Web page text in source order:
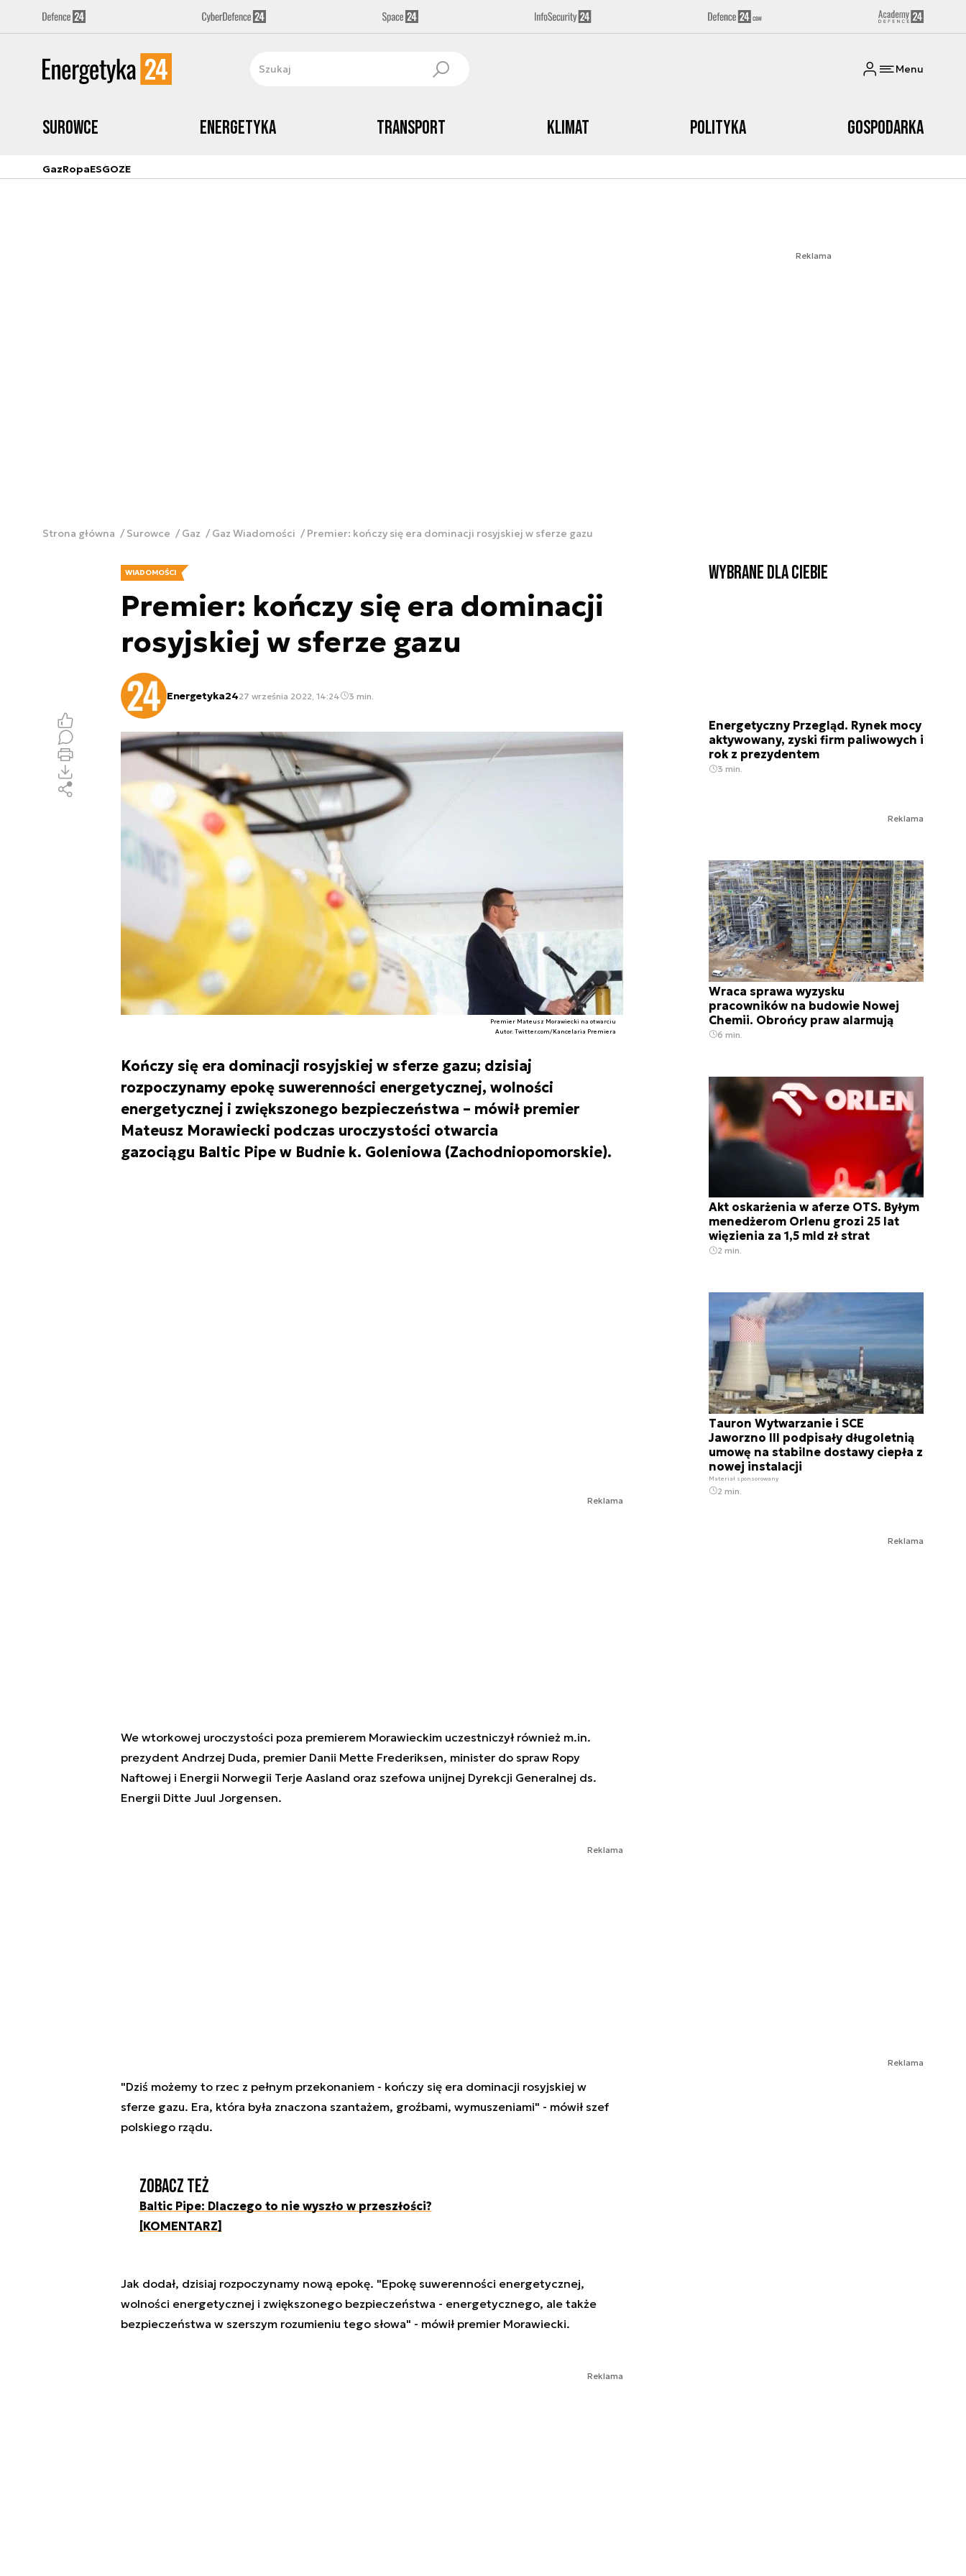
Menu
Surowce Energetyka Transport Klimat Polityka Gospodarka
GazRopaESGOZE
Reklama
Strona główna Surowce Gaz Gaz Wiadomości Premier: kończy się era dominacji rosyjskiej w sferze gazu
WIADOMOŚCI
Premier: kończy się era dominacji
rosyjskiej w sferze gazu
Energetyka2427 września 2022, 14:24 3 min.
Premier Mateusz Morawiecki na otwarciu
Autor. Twitter.com/Kancelaria Premiera
Kończy się era dominacji rosyjskiej w sferze gazu; dzisiaj
rozpoczynamy epokę suwerenności energetycznej, wolności
energetycznej i zwiększonego bezpieczeństwa – mówił premier
Mateusz Morawiecki podczas uroczystości otwarcia
gazociągu Baltic Pipe w Budnie k. Goleniowa (Zachodniopomorskie).
Reklama
We wtorkowej uroczystości poza premierem Morawieckim uczestniczył również m.in.
prezydent Andrzej Duda, premier Danii Mette Frederiksen, minister do spraw Ropy
Naftowej i Energii Norwegii Terje Aasland oraz szefowa unijnej Dyrekcji Generalnej ds.
Energii Ditte Juul Jorgensen.
Reklama
"Dziś możemy to rzec z pełnym przekonaniem - kończy się era dominacji rosyjskiej w
sferze gazu. Era, która była znaczona szantażem, groźbami, wymuszeniami" - mówił szef
polskiego rządu.
Zobacz też
Baltic Pipe: Dlaczego to nie wyszło w przeszłości?
[KOMENTARZ]
Jak dodał, dzisiaj rozpoczynamy nową epokę. "Epokę suwerenności energetycznej,
wolności energetycznej i zwiększonego bezpieczeństwa - energetycznego, ale także
bezpieczeństwa w szerszym rozumieniu tego słowa" - mówił premier Morawiecki.
Reklama
Wybrane dla Ciebie
Energetyczny Przegląd. Rynek mocy
aktywowany, zyski firm paliwowych i
rok z prezydentem
3 min.
Reklama
Wraca sprawa wyzysku
pracowników na budowie Nowej
Chemii. Obrońcy praw alarmują
6 min.
Akt oskarżenia w aferze OTS. Byłym
menedżerom Orlenu grozi 25 lat
więzienia za 1,5 mld zł strat
2 min.
Tauron Wytwarzanie i SCE
Jaworzno III podpisały długoletnią
umowę na stabilne dostawy ciepła z
nowej instalacji
Materiał sponsorowany
2 min.
Reklama
Reklama